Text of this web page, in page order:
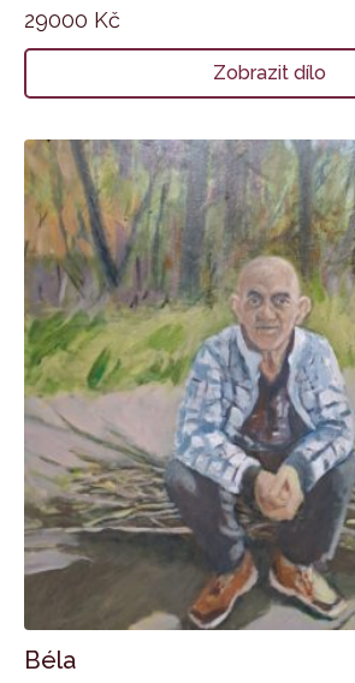
29000 Kč
Zobrazit dílo
Béla